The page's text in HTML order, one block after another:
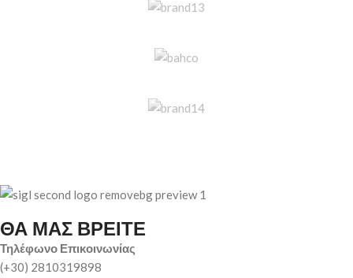
ΘΑ ΜΑΣ ΒΡΕΙΤΕ
Τηλέφωνο Επικοινωνίας
(+30) 2810319898